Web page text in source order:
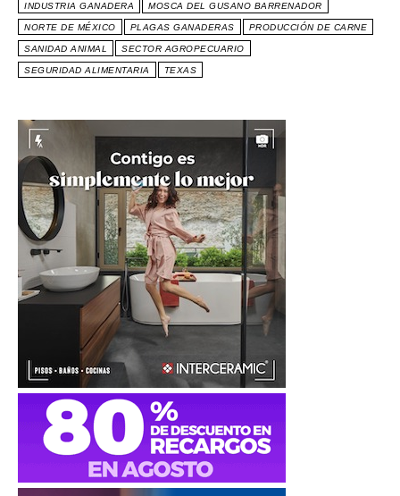
INDUSTRIA GANADERA MOSCA DEL GUSANO BARRENADOR
NORTE DE MÉXICO PLAGAS GANADERAS PRODUCCIÓN DE CARNE
SANIDAD ANIMAL SECTOR AGROPECUARIO
SEGURIDAD ALIMENTARIA TEXAS